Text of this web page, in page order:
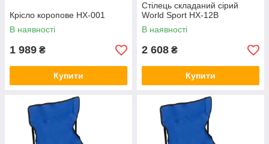
Крісло коропове HX-001
В наявності
1 989 ₴
Купити
Стілець складаний сірий
World Sport HX-12B
В наявності
2 608 ₴
Купити